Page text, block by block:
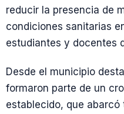
reducir la presencia de
condiciones sanitarias
estudiantes y docentes
Desde el municipio
formaron parte de un
establecido, que